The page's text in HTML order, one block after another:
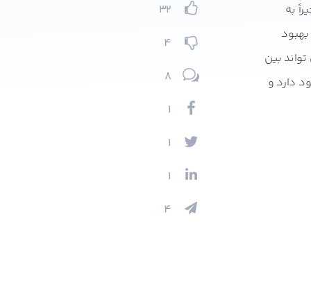
32
4
8
1
1
1
4
به
بین
دارد و